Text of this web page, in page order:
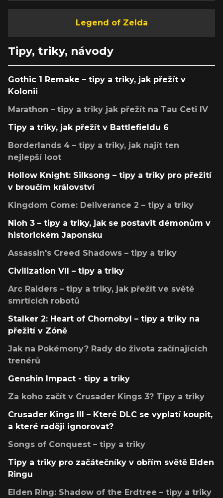
Legend of Zelda
Tipy, triky, návody
Gothic 1 Remake – tipy a triky, jak přežít v
Kolonii
Marathon – tipy a triky jak přežít na Tau Ceti IV
Tipy a triky, jak přežít v Battlefieldu 6
Borderlands 4 – tipy a triky, jak najít ten
nejlepší loot
Hollow Knight: Silksong – tipy a triky pro přežití
v broučím království
Kingdom Come: Deliverance 2 – tipy a triky
Nioh 3 – tipy a triky, jak se postavit démonům v
historickém Japonsku
Assassin's Creed Shadows – tipy a triky
Civilization VII – tipy a triky
Arc Raiders – tipy a triky, jak přežít ve světě
smrtících robotů
Stalker 2: Heart of Chornobyl – tipy a triky na
přežití v Zóně
Jak na Pokémony? Rady do života začínajících
trenérů
Genshin Impact - tipy a triky
Za koho začít v Crusader Kings 3? Tipy a triky
Crusader Kings III – Které DLC se vyplatí koupit,
a které raději ignorovat?
Songs of Conquest – tipy a triky
Tipy a triky pro začátečníky v obřím světě Elden
Ringu
Elden Ring: Shadow of the Erdtree – tipy a triky